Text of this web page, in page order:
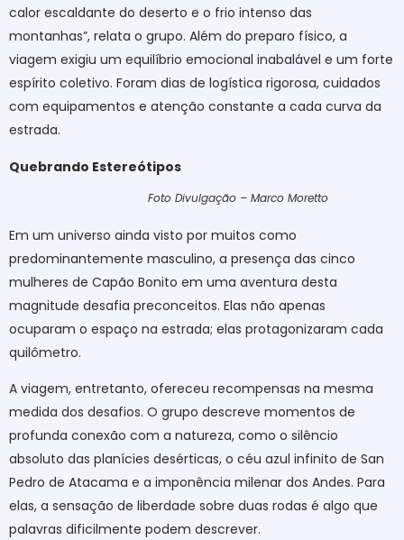
calor escaldante do deserto e o frio intenso das
montanhas”, relata o grupo. Além do preparo físico, a
viagem exigiu um equilíbrio emocional inabalável e um forte
espírito coletivo. Foram dias de logística rigorosa, cuidados
com equipamentos e atenção constante a cada curva da
estrada.
Quebrando Estereótipos
Foto Divulgação – Marco Moretto
Em um universo ainda visto por muitos como
predominantemente masculino, a presença das cinco
mulheres de Capão Bonito em uma aventura desta
magnitude desafia preconceitos. Elas não apenas
ocuparam o espaço na estrada; elas protagonizaram cada
quilômetro.
A viagem, entretanto, ofereceu recompensas na mesma
medida dos desafios. O grupo descreve momentos de
profunda conexão com a natureza, como o silêncio
absoluto das planícies desérticas, o céu azul infinito de San
Pedro de Atacama e a imponência milenar dos Andes. Para
elas, a sensação de liberdade sobre duas rodas é algo que
palavras dificilmente podem descrever.